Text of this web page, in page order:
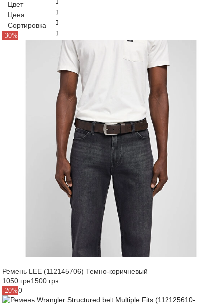
Цвет
Цена
Сортировка
-30%
9095
Ремень LEE (112145706) Темно-коричневый
1050 грн1500 грн
-20%
95100